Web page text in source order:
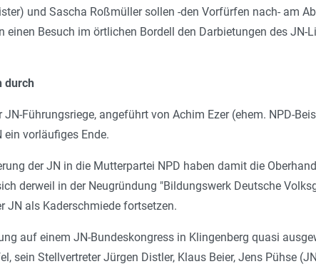
und Sascha Roßmüller sollen -den Vorfürfen nach- am
einen Besuch im örtlichen Bordell den Darbietungen des JN-
durch
Führungsriege, angeführt von Achim Ezer (ehem. NPD-
vorläufiges Ende.
der JN in die Mutterpartei NPD haben damit die
derweil in der Neugründung "Bildungswerk Deutsche
JN als Kaderschmiede fortsetzen.
auf einem JN-Bundeskongress in Klingenberg quasi
sein Stellvertreter Jürgen Distler, Klaus Beier, Jens Pühse